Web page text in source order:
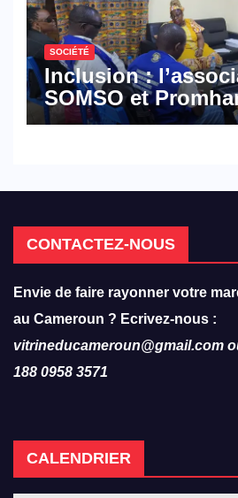
SOCIÉTÉ
Inclusion :
SOMSO et
militent en faveur
CONTACTEZ-NOUS
Envie de faire rayonner votre
au Cameroun ? Ecrivez-nous :
vitrineducameroun@gmail.com
188 0958 3571
CALENDRIER